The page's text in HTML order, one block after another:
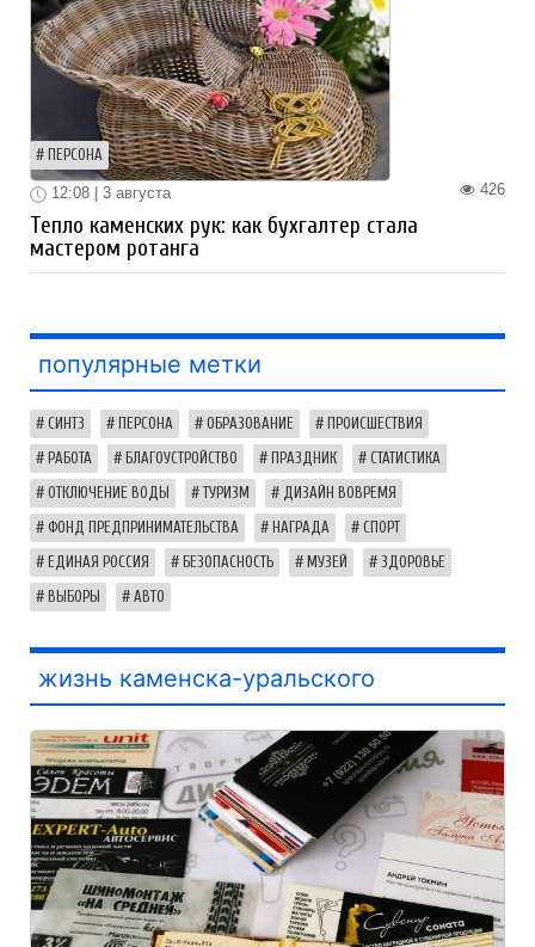
ПЕРСОНА
426
12:08 | 3 августа
Тепло каменских рук: как бухгалтер стала
мастером ротанга
популярные метки
СИНТЗ ПЕРСОНА ОБРАЗОВАНИЕ ПРОИСШЕСТВИЯ
РАБОТА БЛАГОУСТРОЙСТВО ПРАЗДНИК СТАТИСТИКА
ОТКЛЮЧЕНИЕ ВОДЫ ТУРИЗМ ДИЗАЙН ВОВРЕМЯ
ФОНД ПРЕДПРИНИМАТЕЛЬСТВА НАГРАДА СПОРТ
ЕДИНАЯ РОССИЯ БЕЗОПАСНОСТЬ МУЗЕЙ ЗДОРОВЬЕ
ВЫБОРЫ АВТО
жизнь каменска-уральского